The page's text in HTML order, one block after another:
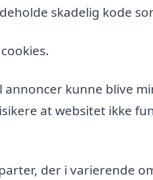
skadelig kode
annoncer kunne blive
at websitet ikke
der i varierende